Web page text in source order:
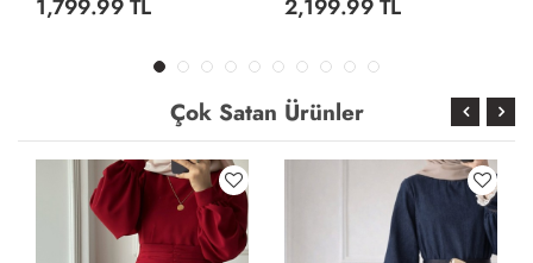
2,199.99 TL 2,199.99 TL
Çok Satan Ürünler